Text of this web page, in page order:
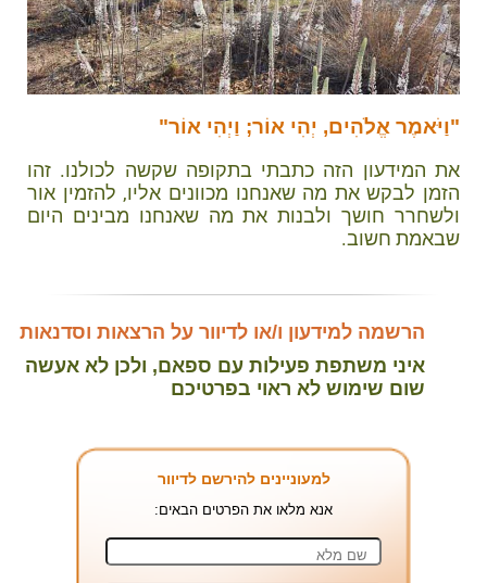
"וַיֹּאמֶר אֱלֹהִים, יְהִי אוֹר; וַיְהִי אוֹר"
את המידעון הזה כתבתי בתקופה שקשה לכולנו. זהו
הזמן לבקש את מה שאנחנו מכוונים אליו, להזמין אור
ולשחרר חושך ולבנות את מה שאנחנו מבינים היום
שבאמת חשוב.
הרשמה למידעון ו/או לדיוור על הרצאות וסדנאות
איני משתפת פעילות עם ספאם, ולכן לא אעשה
שום שימוש לא ראוי בפרטיכם
למעוניינים להירשם לדיוור
אנא מלאו את הפרטים הבאים: